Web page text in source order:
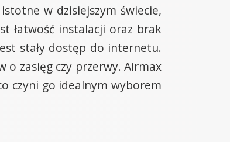
w dzisiejszym świecie,
łatwość instalacji oraz brak
stały dostęp do internetu.
o zasięg czy przerwy. Airmax
czyni go idealnym wyborem